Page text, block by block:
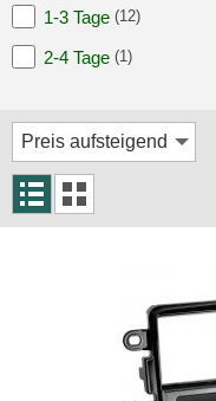
Aktivsystemadapter
Antennenadapter
Antennenkabel
Antennenstecker
1-3 Tage (12)
2-4 Tage (1)